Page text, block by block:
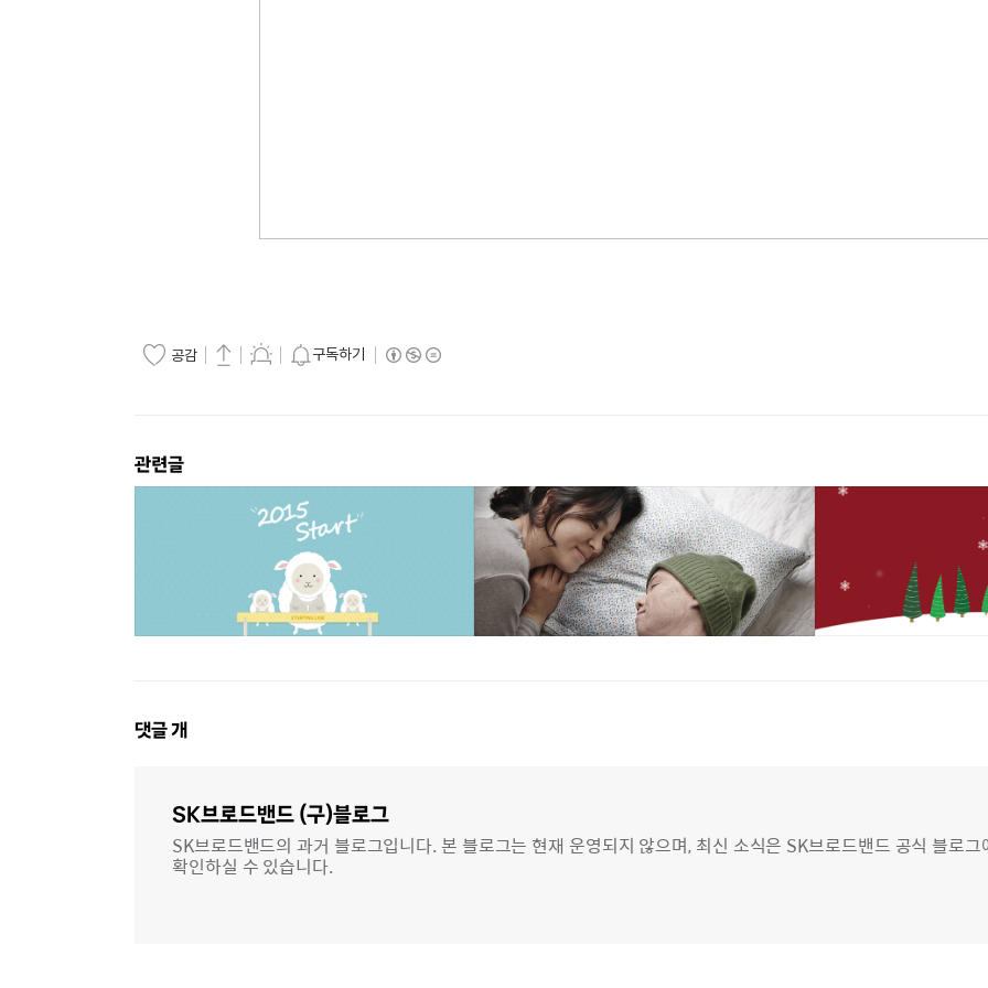
공감 구독하기
관련글
댓
댓글개
SK브로드밴드 (구)블로그
SK브로드밴드의 과거 블로그입니다. 본 블로그는 현재 운영되지 않으며, 최신 소식은 SK브로드밴드 공식 블로그
확인하실 수 있습니다.